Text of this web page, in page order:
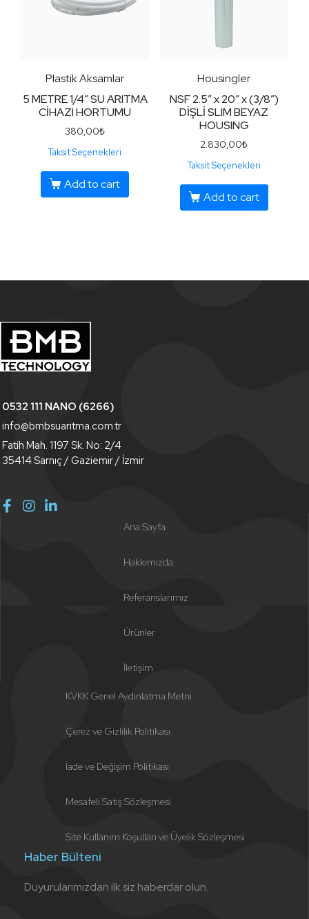
Plastik Aksamlar
5 METRE 1/4″ SU ARITMA
CİHAZI HORTUMU
380,00₺
Taksit Seçenekleri
Add to cart
Housingler
NSF 2.5″ x 20″ x (3/8″)
DİŞLİ SLIM BEYAZ
HOUSING
2.830,00₺
Taksit Seçenekleri
Add to cart
0532 111 NANO (6266)
info@bmbsuaritma.com.tr
Fatih Mah. 1197 Sk. No: 2/4
35414 Sarnıç / Gaziemir / İzmir
Ana Sayfa
Hakkımızda
Referanslarımız
Ürünler
İletişim
KVKK Genel Aydınlatma Metni
Çerez ve Gizlilik Politikası
İade ve Değişim Politikası
Mesafeli Satış Sözleşmesi
Site Kullanım Koşulları ve Üyelik Sözleşmesi
Haber Bülteni
Duyurularımızdan ilk siz haberdar olun.